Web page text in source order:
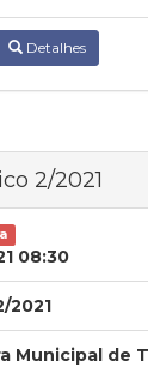
Detalhes
2/2021
08:30
2021
Municipal de